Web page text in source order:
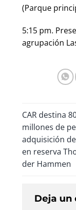
(Parque
5:15 pm.
agrupación
CAR destina
millones de
adquisición
en reserva
der Hammen
Deja un